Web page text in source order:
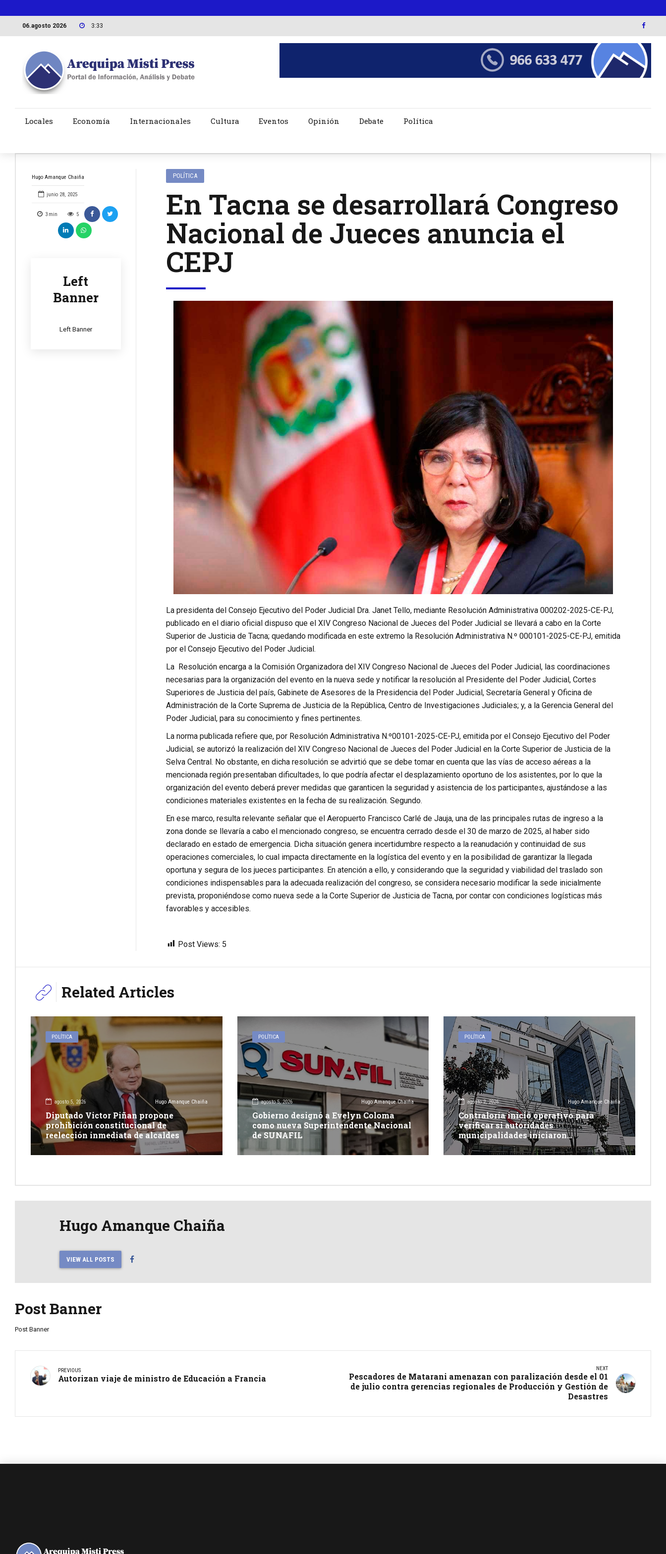
06.agosto 2026 3:33
Locales Economía Internacionales Cultura Eventos Opinión Debate Política
Hugo Amanque Chaiña
junio 28, 2025
3 min 5
Left
Banner
Left Banner
POLÍTICA
En Tacna se desarrollará Congreso
Nacional de Jueces anuncia el
CEPJ
La presidenta del Consejo Ejecutivo del Poder Judicial Dra. Janet Tello, mediante Resolución Administrativa 000202-2025-CE-PJ,
publicado en el diario oficial dispuso que el XIV Congreso Nacional de Jueces del Poder Judicial se llevará a cabo en la Corte
Superior de Justicia de Tacna; quedando modificada en este extremo la Resolución Administrativa N.º 000101-2025-CE-PJ, emitida
por el Consejo Ejecutivo del Poder Judicial.
La Resolución encarga a la Comisión Organizadora del XIV Congreso Nacional de Jueces del Poder Judicial, las coordinaciones
necesarias para la organización del evento en la nueva sede y notificar la resolución al Presidente del Poder Judicial, Cortes
Superiores de Justicia del país, Gabinete de Asesores de la Presidencia del Poder Judicial, Secretaría General y Oficina de
Administración de la Corte Suprema de Justicia de la República, Centro de Investigaciones Judiciales; y, a la Gerencia General del
Poder Judicial, para su conocimiento y fines pertinentes.
La norma publicada refiere que, por Resolución Administrativa N.º00101-2025-CE-PJ, emitida por el Consejo Ejecutivo del Poder
Judicial, se autorizó la realización del XIV Congreso Nacional de Jueces del Poder Judicial en la Corte Superior de Justicia de la
Selva Central. No obstante, en dicha resolución se advirtió que se debe tomar en cuenta que las vías de acceso aéreas a la
mencionada región presentaban dificultades, lo que podría afectar el desplazamiento oportuno de los asistentes, por lo que la
organización del evento deberá prever medidas que garanticen la seguridad y asistencia de los participantes, ajustándose a las
condiciones materiales existentes en la fecha de su realización. Segundo.
En ese marco, resulta relevante señalar que el Aeropuerto Francisco Carlé de Jauja, una de las principales rutas de ingreso a la
zona donde se llevaría a cabo el mencionado congreso, se encuentra cerrado desde el 30 de marzo de 2025, al haber sido
declarado en estado de emergencia. Dicha situación genera incertidumbre respecto a la reanudación y continuidad de sus
operaciones comerciales, lo cual impacta directamente en la logística del evento y en la posibilidad de garantizar la llegada
oportuna y segura de los jueces participantes. En atención a ello, y considerando que la seguridad y viabilidad del traslado son
condiciones indispensables para la adecuada realización del congreso, se considera necesario modificar la sede inicialmente
prevista, proponiéndose como nueva sede a la Corte Superior de Justicia de Tacna, por contar con condiciones logísticas más
favorables y accesibles.
Post Views: 5
Related Articles
POLÍTICA
agosto 5, 2026 Hugo Amanque Chaiña
Diputado Victor Piñan propone
prohibición constitucional de
reelección inmediata de alcaldes
POLÍTICA
agosto 5, 2026 Hugo Amanque Chaiña
Gobierno designó a Evelyn Coloma
como nueva Superintendente Nacional
de SUNAFIL
POLÍTICA
agosto 2, 2026 Hugo Amanque Chaiña
Contraloría inició operativo para
verificar si autoridades
municipalidades iniciaron
descolmatación de quebradas y ríos
ante Fenómeno del Niño
Hugo Amanque Chaiña
VIEW ALL POSTS
Post Banner
Post Banner
PREVIOUS
Autorizan viaje de ministro de Educación a Francia
NEXT
Pescadores de Matarani amenazan con paralización desde el 01
de julio contra gerencias regionales de Producción y Gestión de
Desastres